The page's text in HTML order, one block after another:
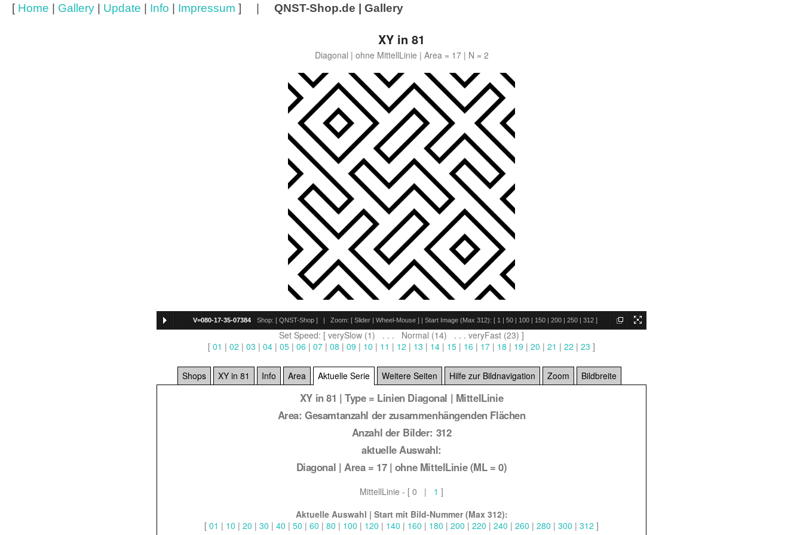
[ Home Gallery Update Info Impressum ] | QNST-Shop.de | Gallery
XY in 81
Diagonal | ohne MittellLinie | Area = 17 | N = 2
V=080-17-35-07384 Shop: [ QNST-Shop ] | Zoom: [ Slider | Wheel-Mouse ] | Start Image (Max 312): [ 1 | 50 | 100 | 150 | 200 | 250 | 312 ]
Set Speed: [ verySlow (1) . . . Normal (14) . . . veryFast (23) ]
[ 01 | 02 | 03 | 04 | 05 | 06 | 07 | 08 | 09 | 10 | 11 | 12 | 13 | 14 | 15 | 16 | 17 | 18 | 19 | 20 | 21 | 22 | 23 ]
Shops XY in 81 Info Area Aktuelle Serie
XY in 81 | Type = Linien Diagonal | MittelLinie
Area: Gesamtanzahl der zusammenhängenden Flächen
Anzahl der Bilder: 312
aktuelle Auswahl:
Diagonal | Area = 17 | ohne MittelLinie (ML = 0)
MittellLinie - [ 0 | 1 ]
Aktuelle Auswahl | Start mit Bild-Nummer (Max 312):
[ 01 | 10 | 20 | 30 | 40 | 50 | 60 | 80 | 100 | 120 | 140 | 160 | 180 | 200 | 220 | 240 | 260 | 280 | 300 | 312 ]
Weitere Seiten Hilfe zur Bildnavigation Zoom Bildbreite